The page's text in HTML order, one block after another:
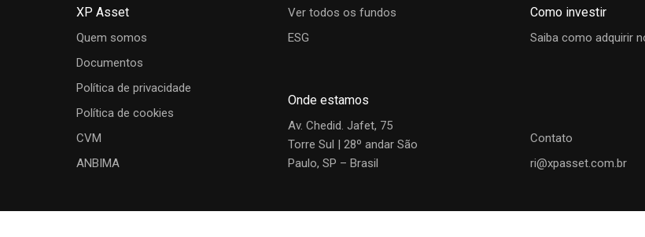
XP Asset
Quem somos
Documentos
Política de privacidade
Política de cookies
CVM
ANBIMA
Ver todos os fundos
ESG
Onde estamos
Av. Chedid. Jafet, 75
Torre Sul | 28º andar São
Paulo, SP – Brasil
Como investir
Saiba como adquirir
Contato
ri@xpasset.com.br